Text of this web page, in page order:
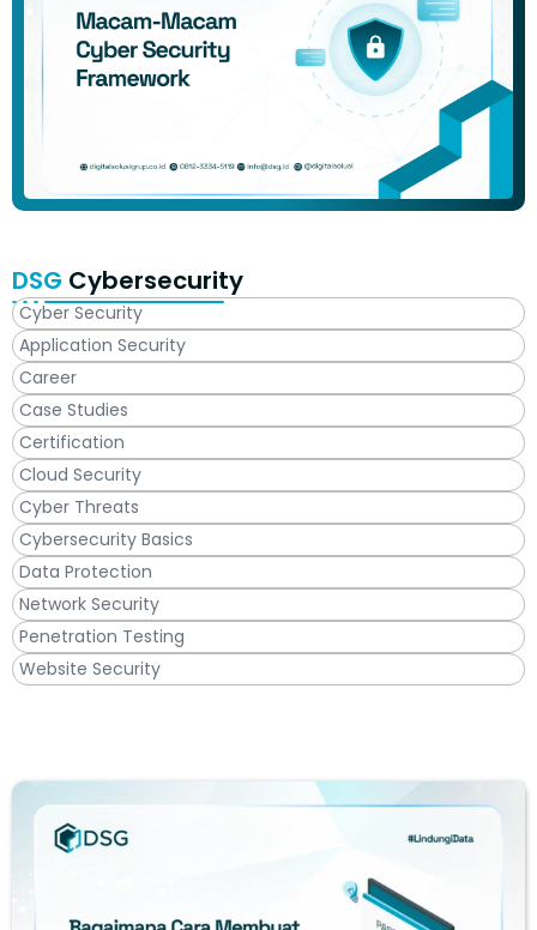
DSG Cybersecurity
Cyber Security
Application Security
Career
Case Studies
Certification
Cloud Security
Cyber Threats
Cybersecurity Basics
Data Protection
Network Security
Penetration Testing
Website Security